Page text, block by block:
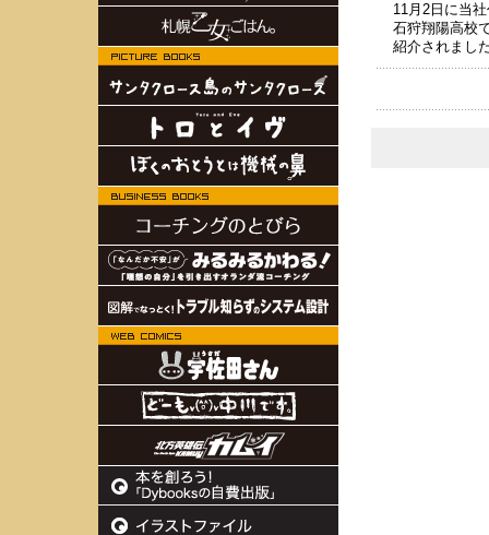
11月2日に当
石狩翔陽高校
紹介されまし